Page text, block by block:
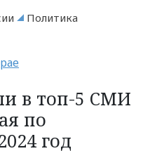
Политика
в топ-5 СМИ
по
год